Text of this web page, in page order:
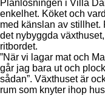
Planlösningen i Villa
enkelhet. Köket och
med känslan av stillhet.
det nybyggda
ritbordet.
”När vi lagar mat och
går jag bara ut och
sådan”. Växthuset är
rum som knyter ihop